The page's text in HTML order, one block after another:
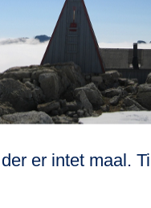
er intet maal.